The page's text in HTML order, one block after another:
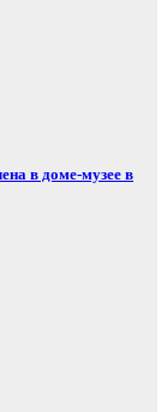
в доме-музее в